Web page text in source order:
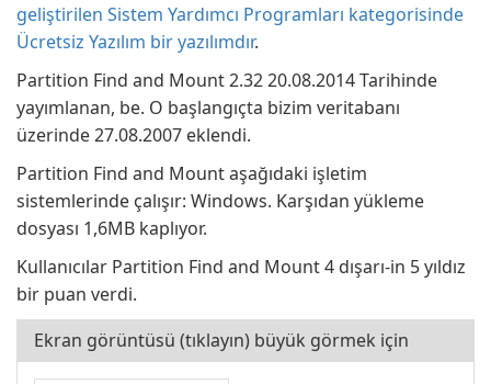
geliştirilen Sistem Yardımcı Programları kategorisinde
Ücretsiz Yazılım bir yazılımdır.
Partition Find and Mount 2.32 20.08.2014 Tarihinde
yayımlanan, be. O başlangıçta bizim veritabanı
üzerinde 27.08.2007 eklendi.
Partition Find and Mount aşağıdaki işletim
sistemlerinde çalışır: Windows. Karşıdan yükleme
dosyası 1,6MB kaplıyor.
Kullanıcılar Partition Find and Mount 4 dışarı-in 5 yıldız
bir puan verdi.
Ekran görüntüsü (tıklayın) büyük görmek için